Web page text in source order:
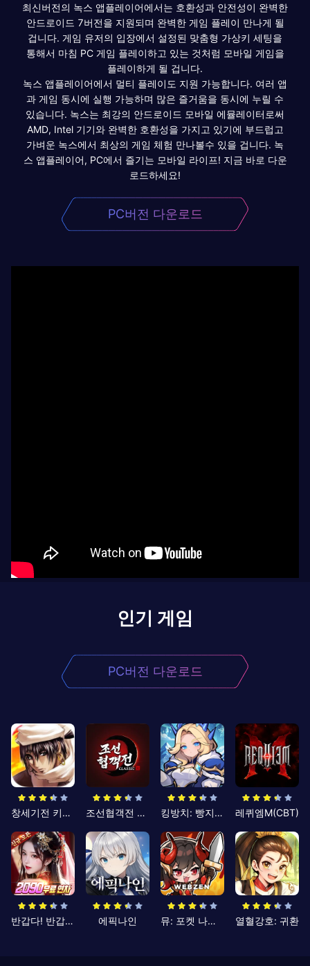
최신버전의 녹스 앱플레이어에서는 호환성과 안전성이 완벽한
안드로이드 7버전을 지원되며 완벽한 게임 플레이 만나게 될
겁니다. 게임 유저의 입장에서 설정된 맞춤형 가상키 세팅을
통해서 마침 PC 게임 플레이하고 있는 것처럼 모바일 게임을
플레이하게 될 겁니다.
녹스 앱플레이어에서 멀티 플레이도 지원 가능합니다. 여러 앱
과 게임 동시에 실행 가능하며 많은 즐거움을 동시에 누릴 수
있습니다. 녹스는 최강의 안드로이드 모바일 에뮬레이터로써
AMD, Intel 기기와 완벽한 호환성을 가지고 있기에 부드럽고
가벼운 녹스에서 최상의 게임 체험 만나볼수 있을 겁니다. 녹
스 앱플레이어, PC에서 즐기는 모바일 라이프! 지금 바로 다운
로드하세요!
PC버전 다운로드
인기 게임
PC버전 다운로드
창세기전 키우기 조선협객전 클래식 킹방치: 빵지의 제왕 레퀴엠M(CBT)
반갑다! 반갑삼국지 에픽나인 뮤: 포켓 나이츠 열혈강호: 귀환